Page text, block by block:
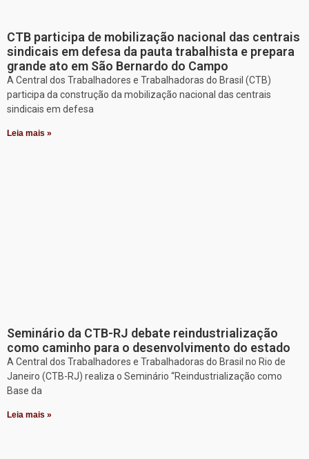
CTB participa de mobilização nacional das centrais
sindicais em defesa da pauta trabalhista e prepara
grande ato em São Bernardo do Campo
A Central dos Trabalhadores e Trabalhadoras do Brasil (CTB)
participa da construção da mobilização nacional das centrais
sindicais em defesa
Leia mais »
Seminário da CTB-RJ debate reindustrialização
como caminho para o desenvolvimento do estado
A Central dos Trabalhadores e Trabalhadoras do Brasil no Rio de
Janeiro (CTB-RJ) realiza o Seminário “Reindustrialização como
Base da
Leia mais »